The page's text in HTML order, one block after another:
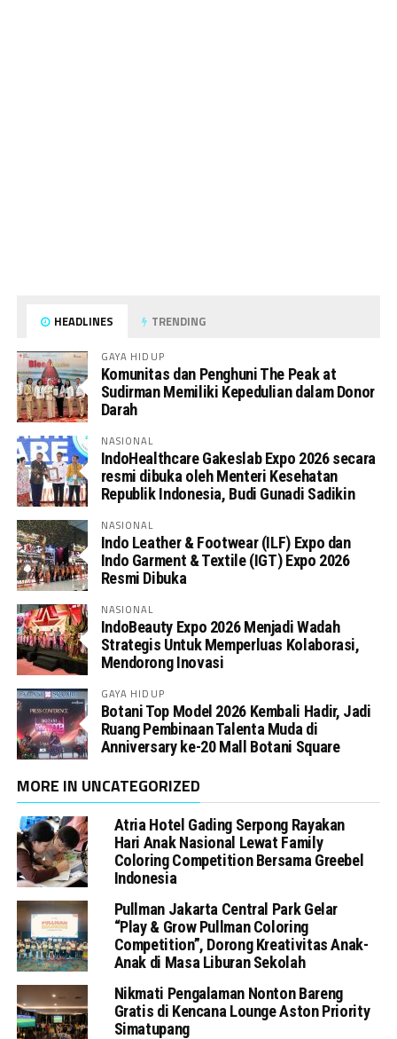
HEADLINES TRENDING
GAYA HIDUP
Komunitas dan Penghuni The Peak at
Sudirman Memiliki Kepedulian dalam Donor
Darah
NASIONAL
IndoHealthcare Gakeslab Expo 2026 secara
resmi dibuka oleh Menteri Kesehatan
Republik Indonesia, Budi Gunadi Sadikin
NASIONAL
Indo Leather & Footwear (ILF) Expo dan
Indo Garment & Textile (IGT) Expo 2026
Resmi Dibuka
NASIONAL
IndoBeauty Expo 2026 Menjadi Wadah
Strategis Untuk Memperluas Kolaborasi,
Mendorong Inovasi
GAYA HIDUP
Botani Top Model 2026 Kembali Hadir, Jadi
Ruang Pembinaan Talenta Muda di
Anniversary ke-20 Mall Botani Square
MORE IN UNCATEGORIZED
Atria Hotel Gading Serpong Rayakan
Hari Anak Nasional Lewat Family
Coloring Competition Bersama Greebel
Indonesia
Pullman Jakarta Central Park Gelar
“Play & Grow Pullman Coloring
Competition”, Dorong Kreativitas Anak-
Anak di Masa Liburan Sekolah
Nikmati Pengalaman Nonton Bareng
Gratis di Kencana Lounge Aston Priority
Simatupang